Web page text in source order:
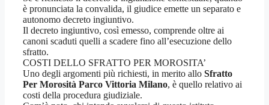
è pronunciata la convalida, il giudice emette un separato e
autonomo decreto ingiuntivo.
Il decreto ingiuntivo, così emesso, comprende oltre ai
canoni scaduti quelli a scadere fino all’esecuzione dello
sfratto.
COSTI DELLO SFRATTO PER MOROSITA’
Uno degli argomenti più richiesti, in merito allo Sfratto
Per Morosità Parco Vittoria Milano, è quello relativo ai
costi della procedura giudiziale.